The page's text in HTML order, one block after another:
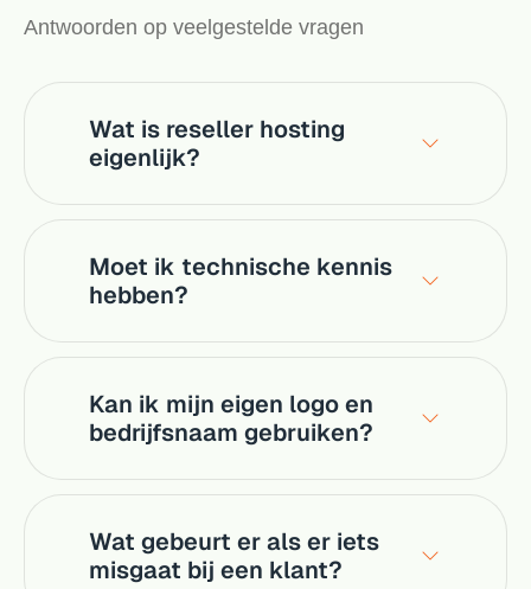
Antwoorden op veelgestelde vragen
Wat is reseller hosting
eigenlijk?
Moet ik technische kennis
hebben?
Kan ik mijn eigen logo en
bedrijfsnaam gebruiken?
Wat gebeurt er als er iets
misgaat bij een klant?